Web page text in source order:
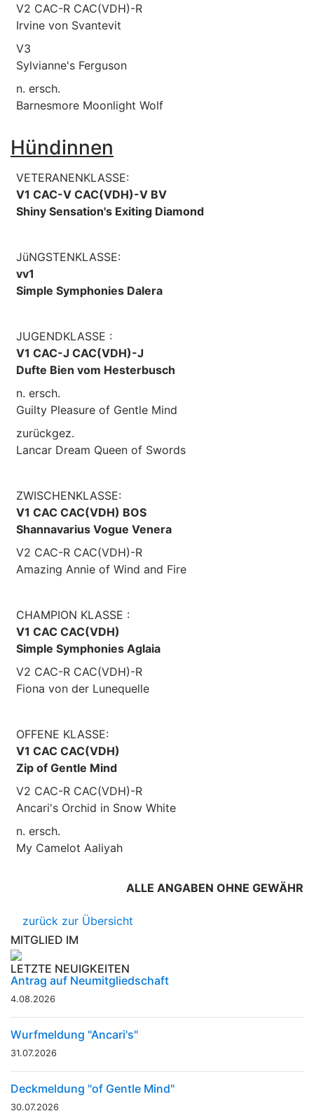
V2 CAC-R CAC(VDH)-R
Irvine von Svantevit
V3
Sylvianne's Ferguson
n. ersch.
Barnesmore Moonlight Wolf
Hündinnen
VETERANENKLASSE:
V1 CAC-V CAC(VDH)-V BV
Shiny Sensation's Exiting Diamond
JüNGSTENKLASSE:
vv1
Simple Symphonies Dalera
JUGENDKLASSE :
V1 CAC-J CAC(VDH)-J
Dufte Bien vom Hesterbusch
n. ersch.
Guilty Pleasure of Gentle Mind
zurückgez.
Lancar Dream Queen of Swords
ZWISCHENKLASSE:
V1 CAC CAC(VDH) BOS
Shannavarius Vogue Venera
V2 CAC-R CAC(VDH)-R
Amazing Annie of Wind and Fire
CHAMPION KLASSE :
V1 CAC CAC(VDH)
Simple Symphonies Aglaia
V2 CAC-R CAC(VDH)-R
Fiona von der Lunequelle
OFFENE KLASSE:
V1 CAC CAC(VDH)
Zip of Gentle Mind
V2 CAC-R CAC(VDH)-R
Ancari's Orchid in Snow White
n. ersch.
My Camelot Aaliyah
ALLE ANGABEN OHNE GEWÄHR
zurück zur Übersicht
MITGLIED IM
LETZTE NEUIGKEITEN
Antrag auf Neumitgliedschaft
4.08.2026
Wurfmeldung "Ancari's"
31.07.2026
Deckmeldung "of Gentle Mind"
30.07.2026